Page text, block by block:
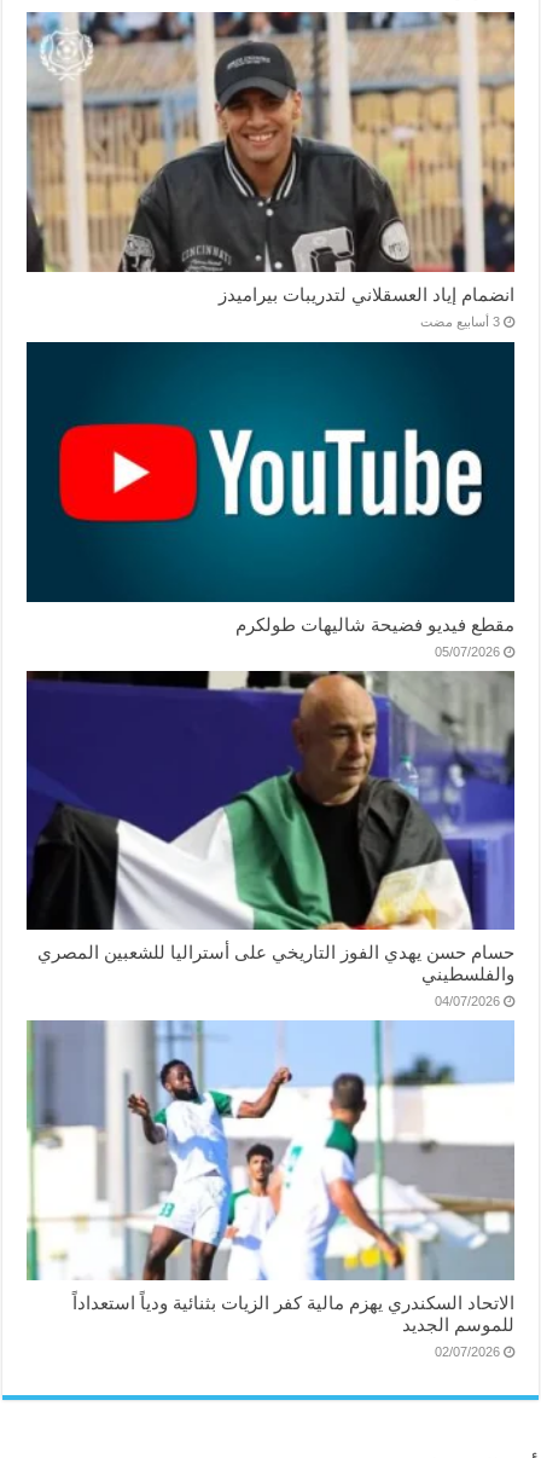
انضمام إياد العسقلاني لتدريبات بيراميدز
‏3 أسابيع مضت
مقطع فيديو فضيحة شاليهات طولكرم
05/07/2026
حسام حسن يهدي الفوز التاريخي على أستراليا للشعبين المصري
والفلسطيني
04/07/2026
الاتحاد السكندري يهزم مالية كفر الزيات بثنائية ودياً استعداداً
للموسم الجديد
02/07/2026